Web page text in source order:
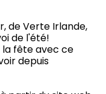
de Verte Irlande,
de l'été!
fête avec ce
depuis